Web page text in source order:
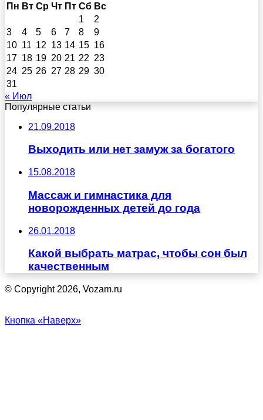
Пн Вт Ср Чт Пт Сб Вс
1
2
3
4 5 6 7 8
9
10 11 12 13 14 15 16
17 18 19 20 21 22 23
24 25 26 27 28 29 30
31
« Июл
Популярные статьи
21.09.2018
Выходить или нет замуж за богатого
15.08.2018
Массаж и гимнастика для
новорожденных детей до года
26.01.2018
Какой выбрать матрас, чтобы сон был
качественным
© Copyright 2026, Vozam.ru
Кнопка «Наверх»